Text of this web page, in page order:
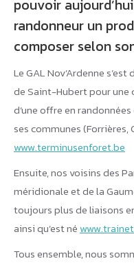
pouvoir
randonneur un
composer selon
Le GAL Nov’Ardenne
de Saint-Hubert pour
d’une offre en
ses communes
www.terminusenforet.be
Ensuite, nos voisins des
méridionale et de la
toujours plus de liaisons
ainsi qu’est né
Tous ensemble, nous